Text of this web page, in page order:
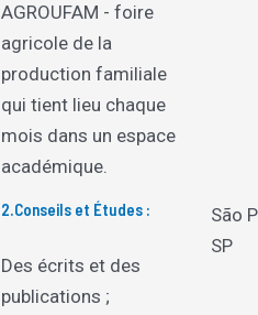
AGROUFAM - foire
agricole de la
production familiale
qui tient lieu chaque
mois dans un espace
académique.
2.Conseils et Études :
Des écrits et des
publications ;
São
SP